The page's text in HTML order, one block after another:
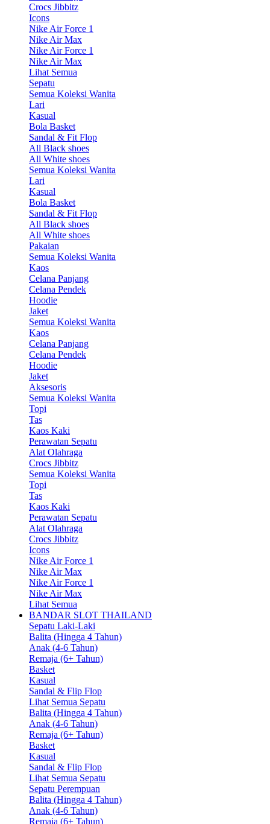
Crocs Jibbitz
Icons
Nike Air Force 1
Nike Air Max
Nike Air Force 1
Nike Air Max
Lihat Semua
Sepatu
Semua Koleksi Wanita
Lari
Kasual
Bola Basket
Sandal & Fit Flop
All Black shoes
All White shoes
Semua Koleksi Wanita
Lari
Kasual
Bola Basket
Sandal & Fit Flop
All Black shoes
All White shoes
Pakaian
Semua Koleksi Wanita
Kaos
Celana Panjang
Celana Pendek
Hoodie
Jaket
Semua Koleksi Wanita
Kaos
Celana Panjang
Celana Pendek
Hoodie
Jaket
Aksesoris
Semua Koleksi Wanita
Topi
Tas
Kaos Kaki
Perawatan Sepatu
Alat Olahraga
Crocs Jibbitz
Semua Koleksi Wanita
Topi
Tas
Kaos Kaki
Perawatan Sepatu
Alat Olahraga
Crocs Jibbitz
Icons
Nike Air Force 1
Nike Air Max
Nike Air Force 1
Nike Air Max
Lihat Semua
BANDAR SLOT THAILAND
Sepatu Laki-Laki
Balita (Hingga 4 Tahun)
Anak (4-6 Tahun)
Remaja (6+ Tahun)
Basket
Kasual
Sandal & Flip Flop
Lihat Semua Sepatu
Balita (Hingga 4 Tahun)
Anak (4-6 Tahun)
Remaja (6+ Tahun)
Basket
Kasual
Sandal & Flip Flop
Lihat Semua Sepatu
Sepatu Perempuan
Balita (Hingga 4 Tahun)
Anak (4-6 Tahun)
Remaja (6+ Tahun)